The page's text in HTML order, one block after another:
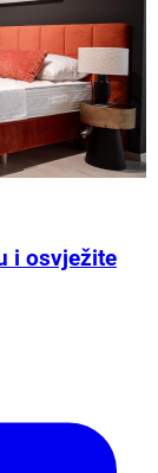
i osvježite